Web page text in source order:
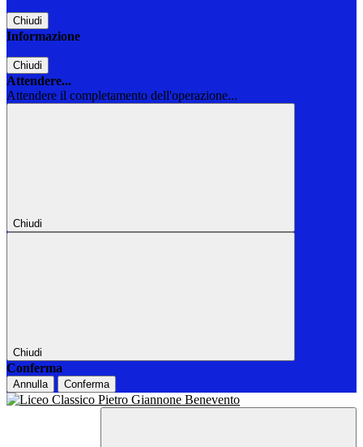
Chiudi
Informazione
Chiudi
Attendere...
Attendere il completamento dell'operazione...
Chiudi
Chiudi
Conferma
Annulla Conferma